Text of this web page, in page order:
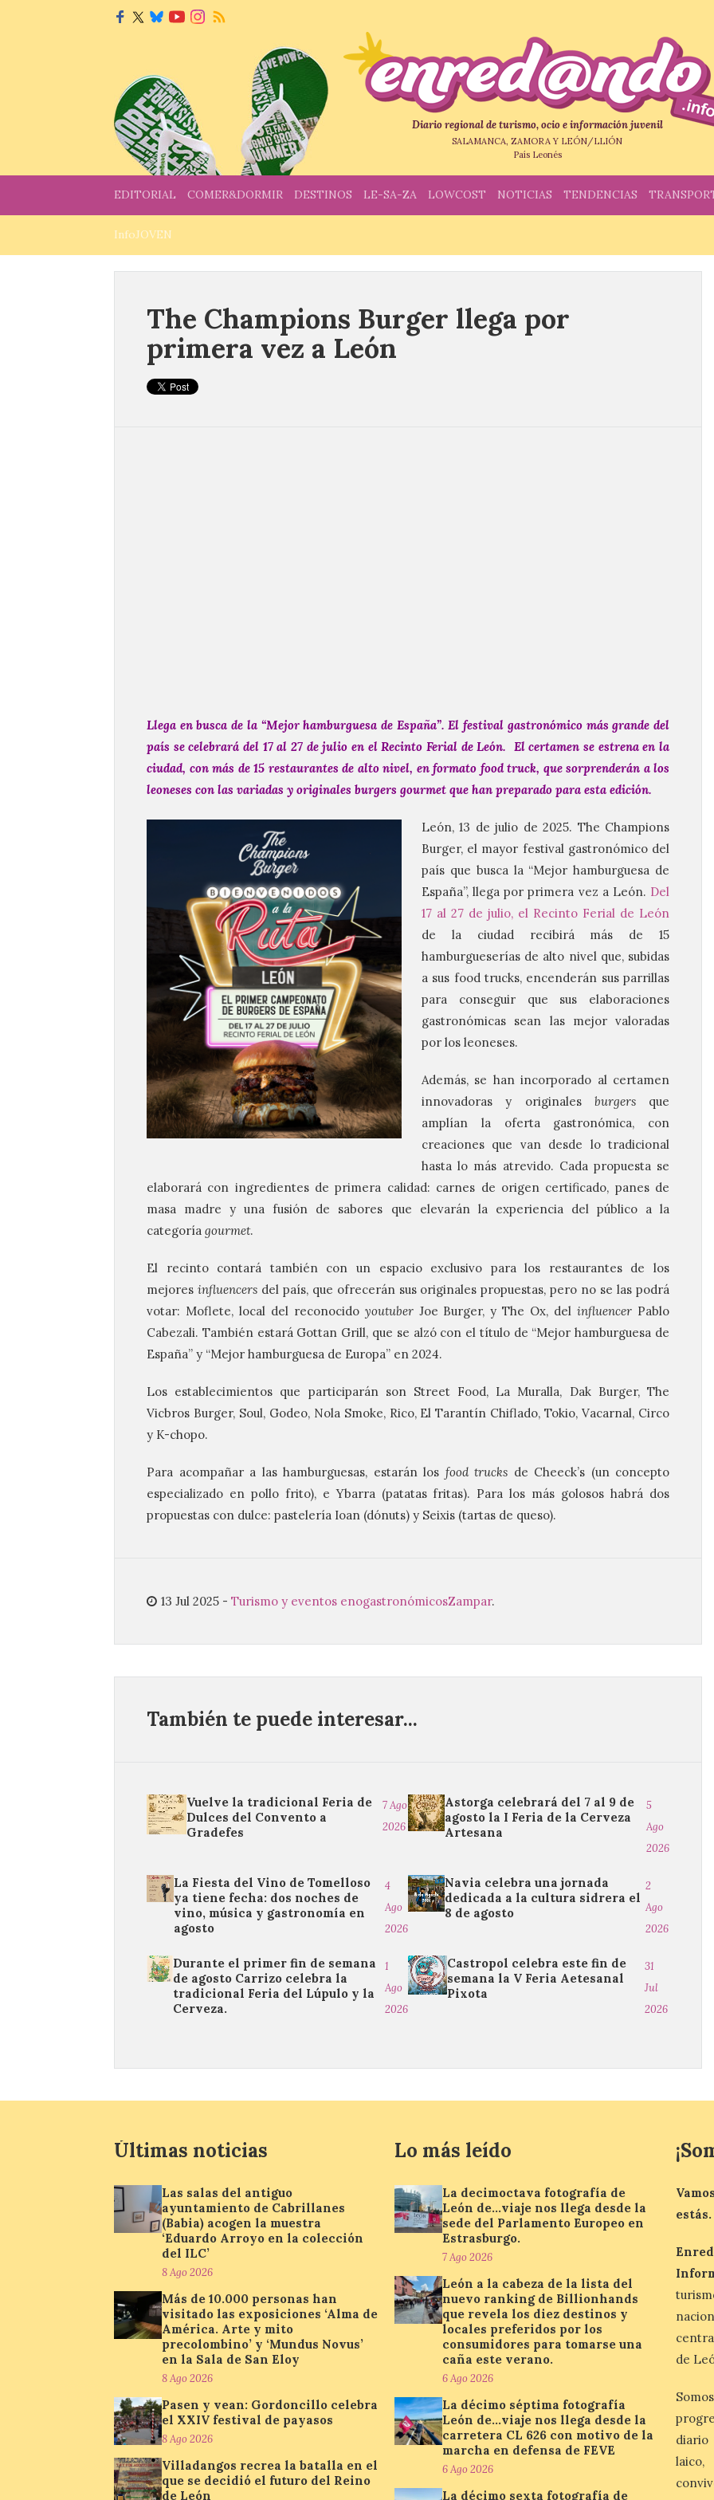
Diario regional de turismo, ocio e información juvenil
SALAMANCA, ZAMORA Y LEÓN/LLIÓN
País Leonés
EDITORIAL COMER&DORMIR DESTINOS LE-SA-ZA LOWCOST NOTICIAS TENDENCIAS
InfoJOVEN
The Champions Burger llega por
primera vez a León
Llega en busca de la “Mejor hamburguesa de España”. El festival gastronómico más grande del
país se celebrará del 17 al 27 de julio en el Recinto Ferial de León. El certamen se estrena en la
ciudad, con más de 15 restaurantes de alto nivel, en formato food truck, que sorprenderán a los
leoneses con las variadas y originales burgers gourmet que han preparado para esta edición.
León, 13 de julio de 2025. The Champions
Burger, el mayor festival gastronómico del
país que busca la “Mejor hamburguesa de
España”, llega por primera vez a León. Del
17 al 27 de julio, el Recinto Ferial de León
de la ciudad recibirá más de 15
hamburgueserías de alto nivel que, subidas
a sus food trucks, encenderán sus parrillas
para conseguir que sus elaboraciones
gastronómicas sean las mejor valoradas
por los leoneses.
Además, se han incorporado al certamen
innovadoras y originales burgers que
amplían la oferta gastronómica, con
creaciones que van desde lo tradicional
hasta lo más atrevido. Cada propuesta se
elaborará con ingredientes de primera calidad: carnes de origen certificado, panes de
masa madre y una fusión de sabores que elevarán la experiencia del público a la
categoría gourmet.
El recinto contará también con un espacio exclusivo para los restaurantes de los
mejores influencers del país, que ofrecerán sus originales propuestas, pero no se las podrá
votar: Moflete, local del reconocido youtuber Joe Burger, y The Ox, delinfluencer Pablo
Cabezali. También estará Gottan Grill, que se alzó con el título de “Mejor hamburguesa de
España” y “Mejor hamburguesa de Europa” en 2024.
Los establecimientos que participarán son Street Food, La Muralla, Dak Burger, The
Vicbros Burger, Soul, Godeo, Nola Smoke, Rico, El Tarantín Chiflado, Tokio, Vacarnal, Circo
y K-chopo.
Para acompañar a las hamburguesas, estarán los food trucks de Cheeck’s (un concepto
especializado en pollo frito), e Ybarra (patatas fritas). Para los más golosos habrá dos
propuestas con dulce: pastelería Ioan (dónuts) y Seixis (tartas de queso).
13 Jul 2025 - Turismo y eventos enogastronómicosZampar.
También te puede interesar...
Vuelve la tradicional Feria de
Dulces del Convento a
Gradefes
7 Ago
2026
Astorga celebrará del 7 al 9 de
agosto la I Feria de la Cerveza
Artesana
5
Ago
2026
La Fiesta del Vino de Tomelloso
ya tiene fecha: dos noches de
vino, música y gastronomía en
agosto
4
Ago
2026
Navia celebra una jornada
dedicada a la cultura sidrera el
8 de agosto
2
Ago
2026
Durante el primer fin de semana
de agosto Carrizo celebra la
tradicional Feria del Lúpulo y la
Cerveza.
1
Ago
2026
Castropol celebra este fin de
semana la V Feria Aetesanal
Pixota
31
Jul
2026
Últimas noticias
Las salas del antiguo
ayuntamiento de Cabrillanes
(Babia) acogen la muestra
‘Eduardo Arroyo en la colección
del ILC’
8 Ago 2026
Más de 10.000 personas han
visitado las exposiciones ‘Alma de
América. Arte y mito
precolombino’ y ‘Mundus Novus’
en la Sala de San Eloy
8 Ago 2026
Pasen y vean: Gordoncillo celebra
el XXIV festival de payasos
8 Ago 2026
Villadangos recrea la batalla en el
que se decidió el futuro del Reino
de León
Lo más leído
La decimoctava fotografía de
León de…viaje nos llega desde la
sede del Parlamento Europeo en
Estrasburgo.
7 Ago 2026
León a la cabeza de la lista del
nuevo ranking de Billionhands
que revela los diez destinos y
locales preferidos por los
consumidores para tomarse una
caña este verano.
6 Ago 2026
La décimo séptima fotografía
León de…viaje nos llega desde la
carretera CL 626 con motivo de la
marcha en defensa de FEVE
6 Ago 2026
La décimo sexta fotografía de
estás.
de
diario